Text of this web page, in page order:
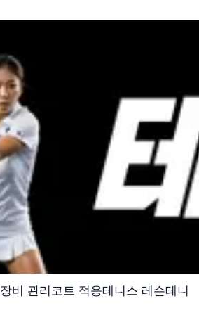
장비 관리 코트 적응테니스 레슨테니